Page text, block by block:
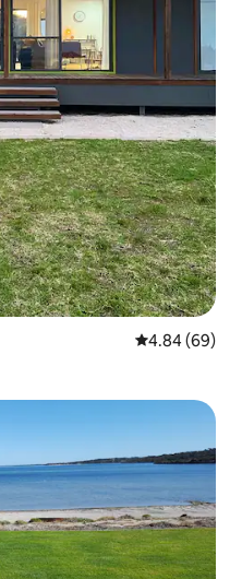
平均评分 4.84
4.84 (69)